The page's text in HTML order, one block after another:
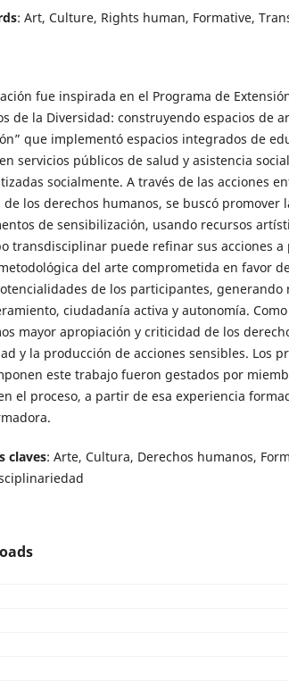
: Art, Culture, Rights human, Formative,
fue inspirada en el Programa de
de la Diversidad: construyendo espacios de
que implementó espacios integrados de
servicios públicos de salud y asistencia
socialmente. A través de las acciones
de los derechos humanos, se buscó promover
de sensibilización, usando recursos
transdisciplinar puede refinar sus acciones
del arte comprometida en favor
de los participantes, generando
ciudadanía activa y autonomía.
mayor apropiación y criticidad de los
y la producción de acciones sensibles. Los
este trabajo fueron gestados por
el proceso, a partir de esa experiencia
claves: Arte, Cultura, Derechos humanos,